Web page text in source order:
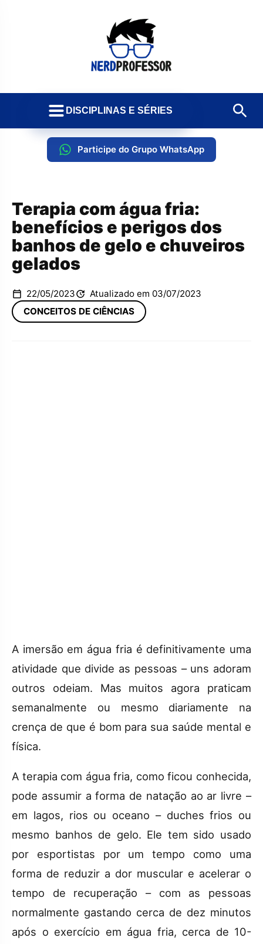
DISCIPLINAS E SÉRIES
Participe do Grupo WhatsApp
Terapia com água fria:
benefícios e perigos dos
banhos de gelo e chuveiros
gelados
22/05/2023
Atualizado em 03/07/2023
CONCEITOS DE CIÊNCIAS
A imersão em água fria é definitivamente uma
atividade que divide as pessoas – uns adoram
outros odeiam. Mas muitos agora praticam
semanalmente ou mesmo diariamente na
crença de que é bom para sua saúde mental e
física.
A terapia com água fria, como ficou conhecida,
pode assumir a forma de natação ao ar livre –
em lagos, rios ou oceano – duches frios ou
mesmo banhos de gelo. Ele tem sido usado
por esportistas por um tempo como uma
forma de reduzir a dor muscular e acelerar o
tempo de recuperação – com as pessoas
normalmente gastando cerca de dez minutos
após o exercício em água fria, cerca de 10-